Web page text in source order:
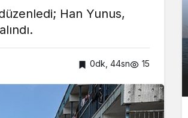
Han Yunus,
0dk, 44sn 15